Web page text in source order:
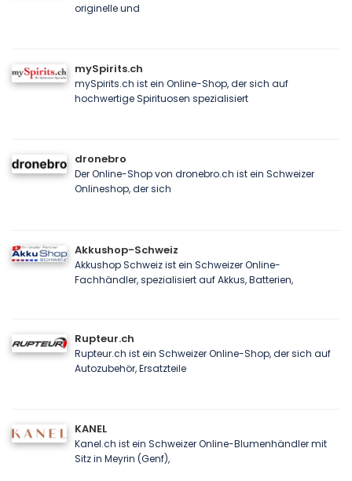
originelle und
mySpirits.ch
mySpirits.ch ist ein Online-Shop, der sich auf
hochwertige Spirituosen spezialisiert
dronebro
Der Online-Shop von dronebro.ch ist ein Schweizer
Onlineshop, der sich
Akkushop-Schweiz
Akkushop Schweiz ist ein Schweizer Online-
Fachhändler, spezialisiert auf Akkus, Batterien,
Rupteur.ch
Rupteur.ch ist ein Schweizer Online-Shop, der sich auf
Autozubehör, Ersatzteile
KANEL
Kanel.ch ist ein Schweizer Online-Blumenhändler mit
Sitz in Meyrin (Genf),